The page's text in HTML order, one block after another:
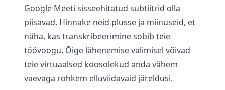
Google Meeti sisseehitatud subtiitrid olla
piisavad. Hinnake neid plusse ja miinuseid, et
näha, kas transkribeerimine sobib teie
töövoogu. Õige lähenemise valimisel võivad
teie virtuaalsed koosolekud anda vähem
vaevaga rohkem elluviidavaid järeldusi.